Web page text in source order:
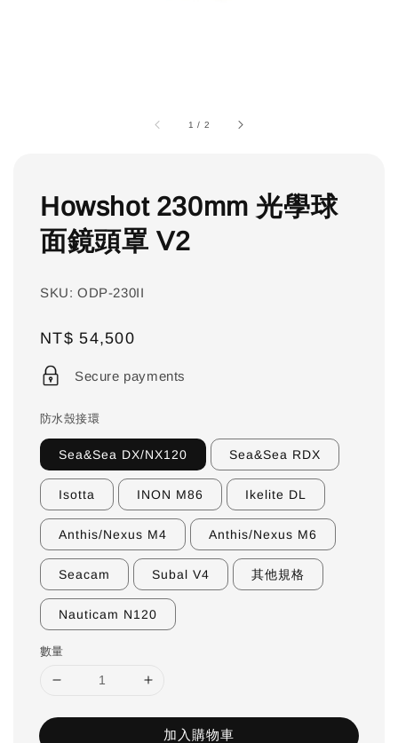
1 / 2
Howshot 230mm 光學球
面鏡頭罩 V2
SKU: ODP-230II
Regular
price
NT$ 54,500
Secure payments
防水殼接環
Sea&Sea DX/NX120 Sea&Sea RDX
Isotta INON M86 Ikelite DL
Anthis/Nexus M4 Anthis/Nexus M6
Seacam Subal V4 其他規格
Nauticam N120
數量
加入購物車